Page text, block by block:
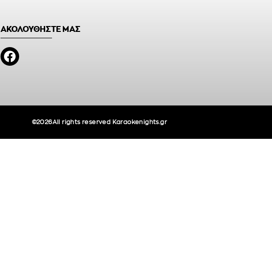
ΑΚΟΛΟΥΘΗΣΤΕ ΜΑΣ
©2026All rights reserved Karaokenights.gr